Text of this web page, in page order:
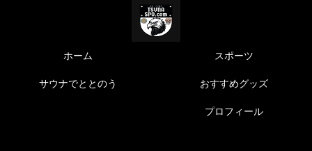
ホーム スポーツ
サウナでととのう おすすめグッズ
プロフィール